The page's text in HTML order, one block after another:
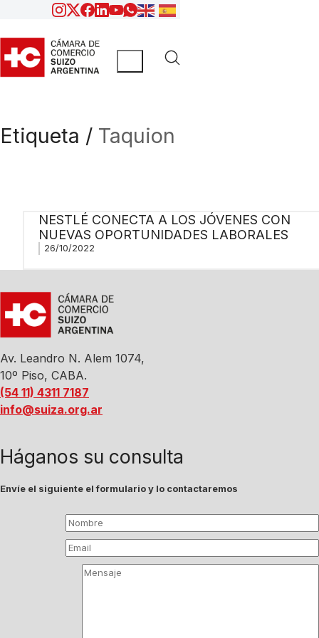
Etiqueta / Taquion
NESTLÉ CONECTA A LOS JÓVENES CON
NUEVAS OPORTUNIDADES LABORALES
26/10/2022
Av. Leandro N. Alem 1074,
10º Piso, CABA.
(54 11) 4311 7187
info@suiza.org.ar
Háganos su consulta
Envíe el siguiente el formulario y lo contactaremos